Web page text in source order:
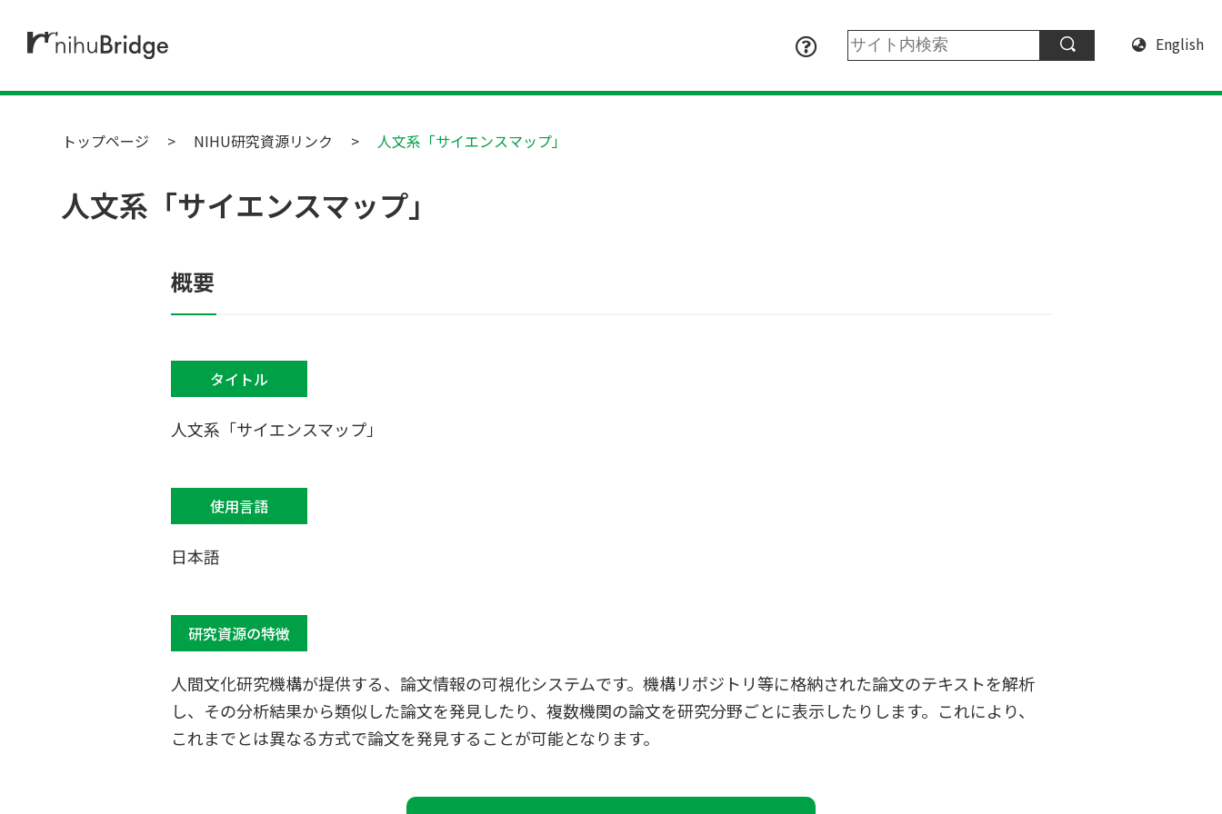
English
トップページ NIHU研究資源リンク 人文系「サイエンスマップ」
人文系「サイエンスマップ」
概要
タイトル
人文系「サイエンスマップ」
使用言語
日本語
研究資源の特徴
人間文化研究機構が提供する、論文情報の可視化システムです。機構リポジトリ等に格納された論文のテキストを解析
し、その分析結果から類似した論文を発見したり、複数機関の論文を研究分野ごとに表示したりします。これにより、
これまでとは異なる方式で論文を発見することが可能となります。